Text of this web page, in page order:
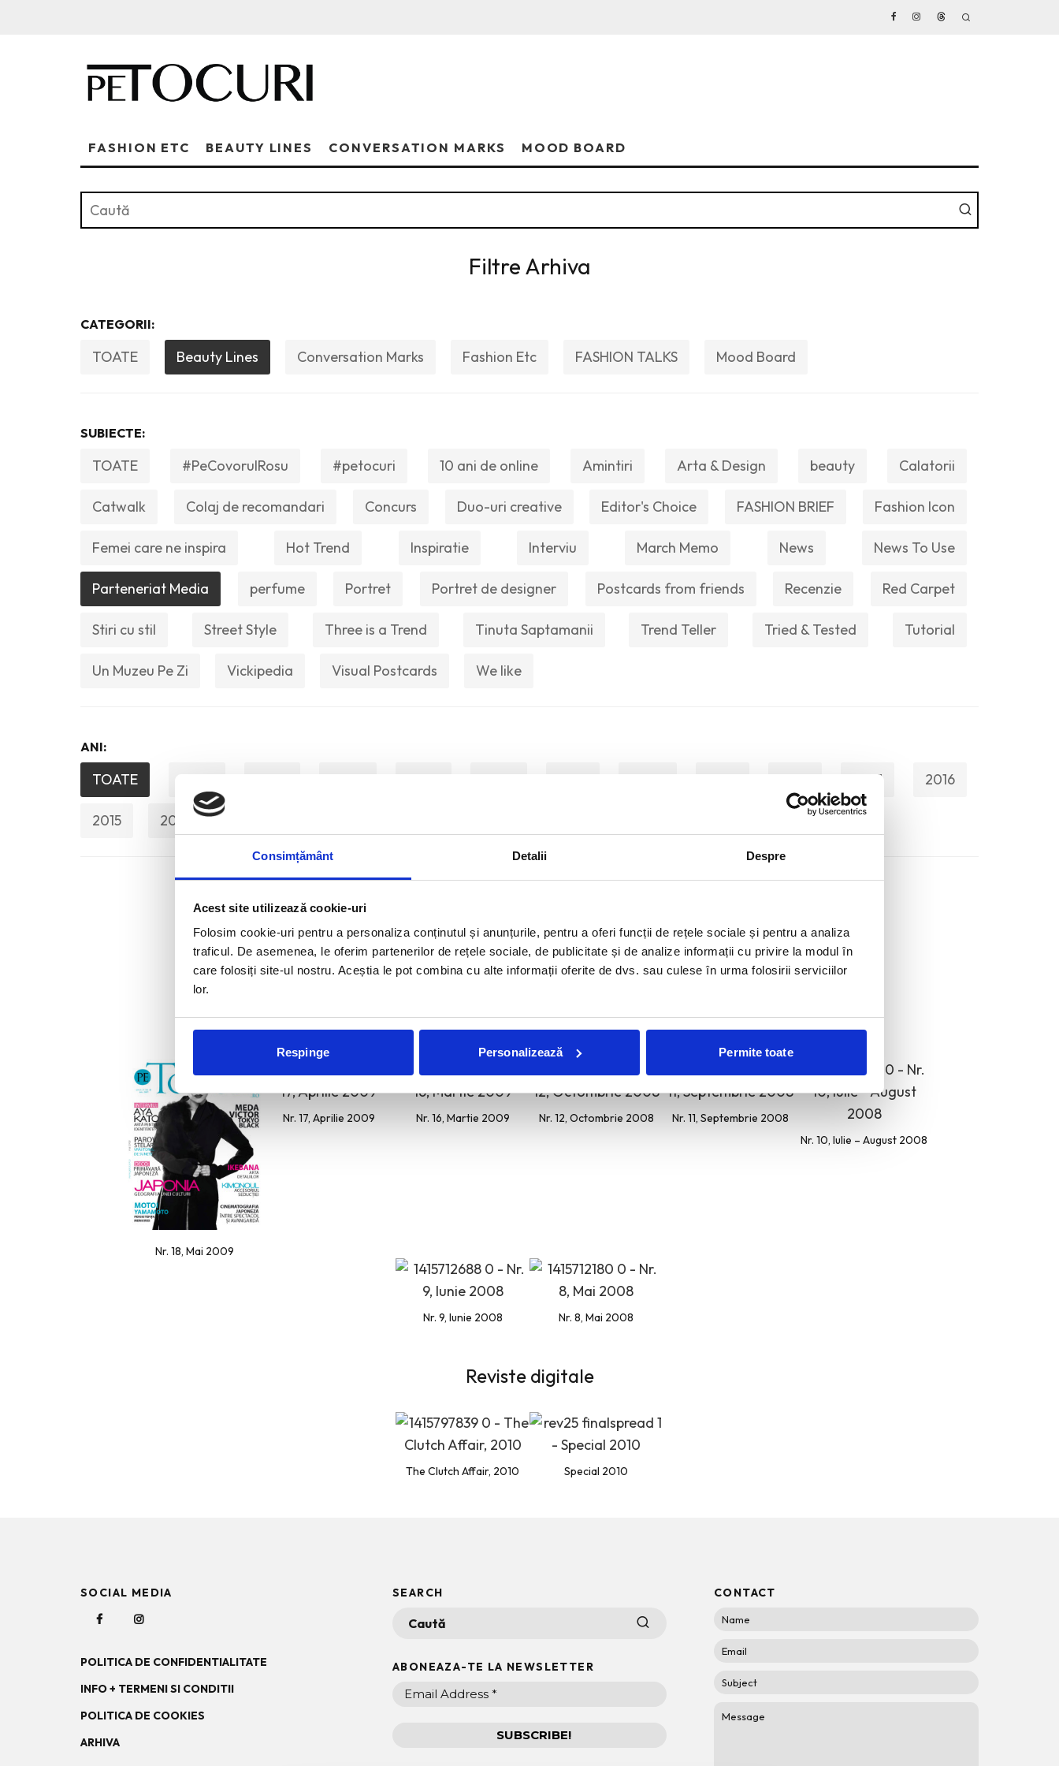
Consimțământ Detalii Despre
Acest site utilizează cookie-uri
Folosim cookie-uri pentru a personaliza conținutul și anunțurile, pentru a oferi funcții de rețele sociale și pentru a analiza
traficul. De asemenea, le oferim partenerilor de rețele sociale, de publicitate și de analize informații cu privire la modul în
care folosiți site-ul nostru. Aceștia le pot combina cu alte informații oferite de dvs. sau culese în urma folosirii serviciilor
lor.
Respinge Personalizează Permite toate
FASHION ETC BEAUTY LINES CONVERSATION MARKS MOOD BOARD
Filtre Arhiva
CATEGORII:
TOATE Beauty Lines Conversation Marks Fashion Etc FASHION TALKS Mood Board
SUBIECTE:
TOATE #PeCovorulRosu #petocuri 10 ani de online Amintiri Arta & Design beauty Calatorii
Catwalk Colaj de recomandari Concurs Duo-uri creative Editor's Choice FASHION BRIEF Fashion Icon
Femei care ne inspira Hot Trend Inspiratie Interviu March Memo News News To Use
Parteneriat Media perfume Portret Portret de designer Postcards from friends Recenzie Red Carpet
Stiri cu stil Street Style Three is a Trend Tinuta Saptamanii Trend Teller Tried & Tested Tutorial
Un Muzeu Pe Zi Vickipedia Visual Postcards We like
ANI:
TOATE 2017 2016
2015 2014
Nu am gasit postari pentru criteriile selectate.
Reviste tiparite
Nr. 18, Mai 2009
Nr. 17, Aprilie 2009 Nr. 16, Martie 2009 Nr. 12, Octombrie 2008
Nr. 11, Septembrie 2008
Nr. 10, Iulie – August 2008
Nr. 9, Iunie 2008 Nr. 8, Mai 2008
Reviste digitale
The Clutch Affair, 2010 Special 2010
SOCIAL MEDIA
POLITICA DE CONFIDENTIALITATE
INFO + TERMENI SI CONDITII
POLITICA DE COOKIES
ARHIVA
SEARCH
ABONEAZA-TE LA NEWSLETTER
CONTACT